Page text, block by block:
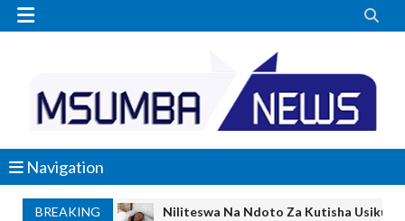
 
Navigation
BREAKING
Niliteswa Na Ndoto Za Kutisha Usiku,